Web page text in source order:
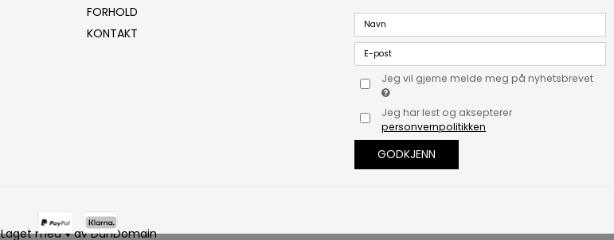
FORHOLD
KONTAKT
Jeg vil gjerne melde meg på nyhetsbrevet
Jeg har lest og aksepterer
personvernpolitikken
GODKJENN
Laget med ♥ av DanDomain